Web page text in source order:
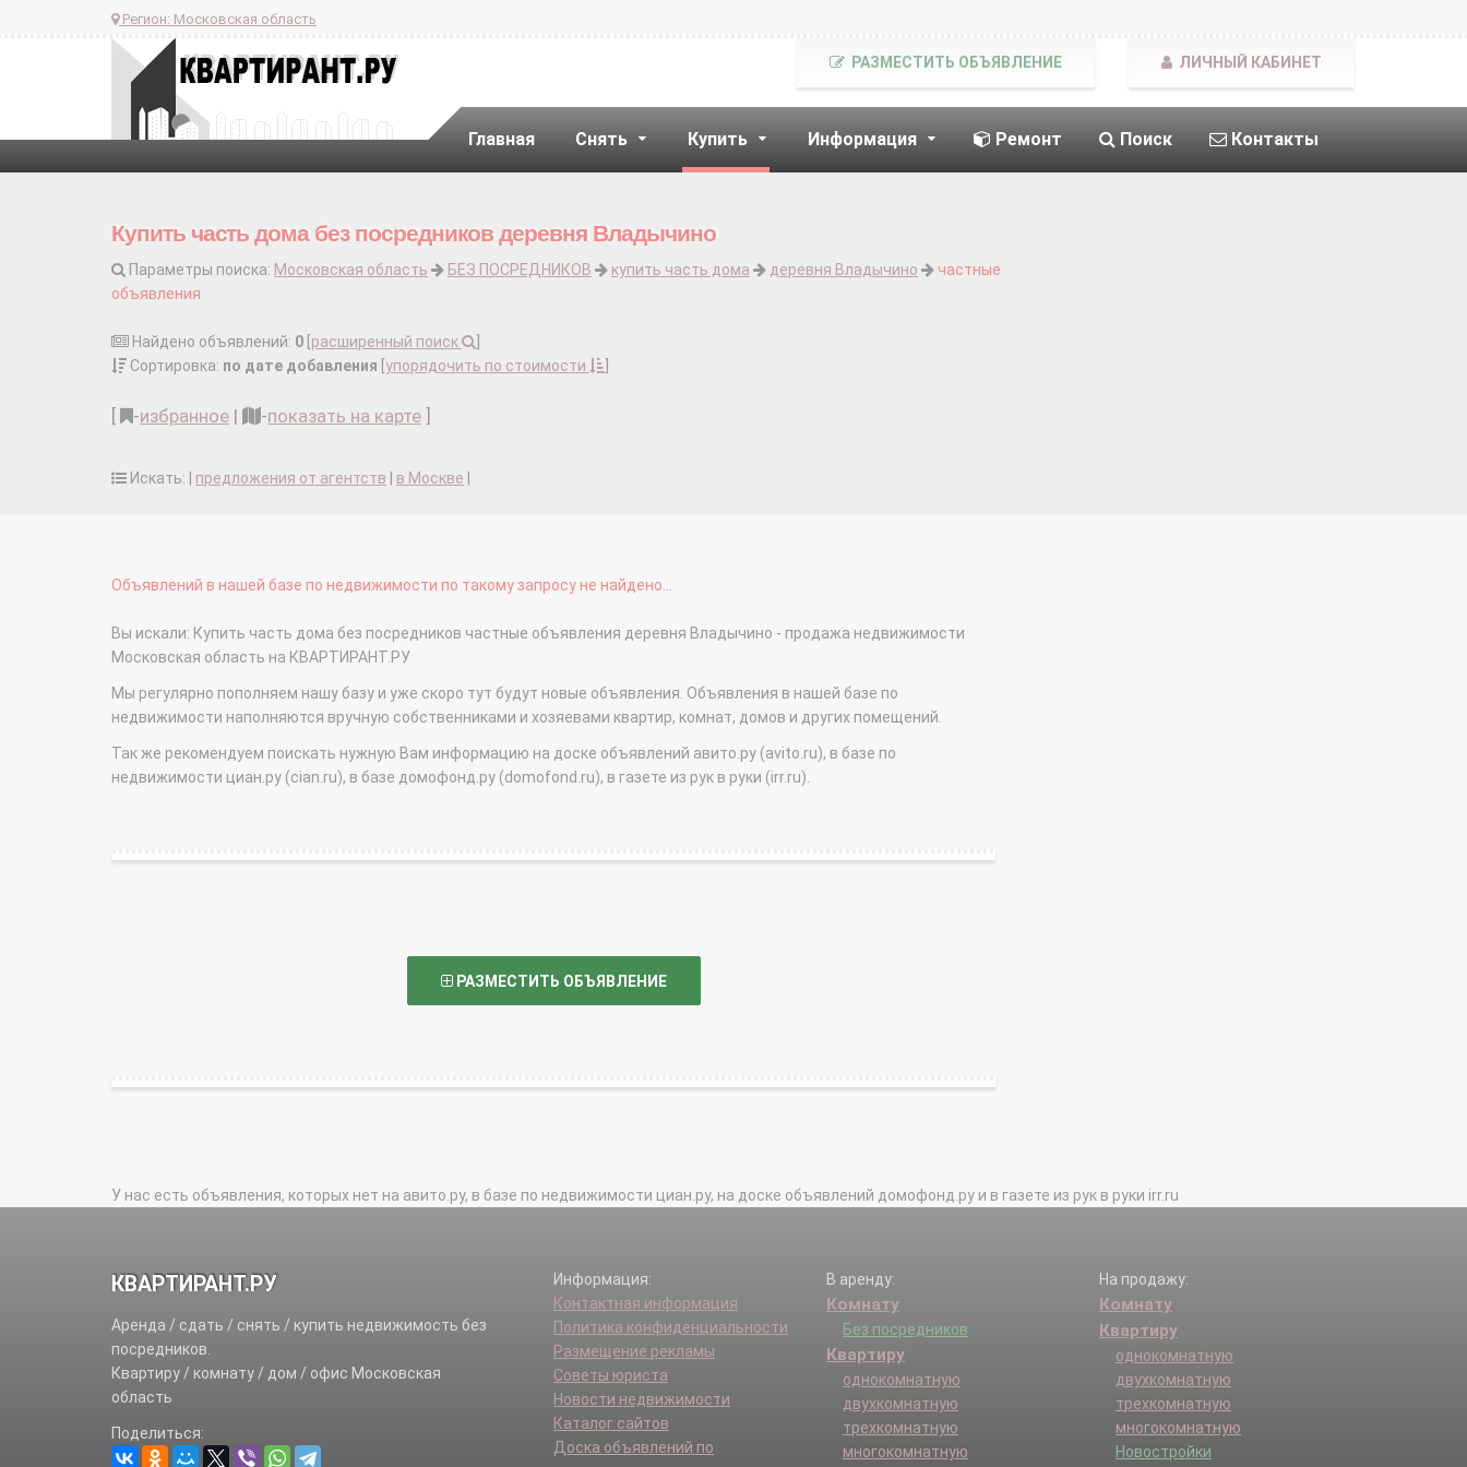
Регион: Московская область
Главная Снять Купить Информация Ремонт Поиск Контакты
РАЗМЕСТИТЬ ОБЪЯВЛЕНИЕ ЛИЧНЫЙ КАБИНЕТ
Купить часть дома без посредников деревня Владычино
Параметры поиска: Московская область БЕЗ ПОСРЕДНИКОВ купить часть дома деревня Владычино
частные
объявления
Найдено объявлений: 0 расширенный поиск
Сортировка: по дате добавления упорядочить по стоимости
-избранное | -показать на карте
Искать: | предложения от агентств в Москве
Объявлений в нашей базе по недвижимости по такому запросу не найдено...
Вы искали: Купить часть дома без посредников частные объявления деревня Владычино - продажа недвижимости
Московская область на КВАРТИРАНТ.РУ
Мы регулярно пополняем нашу базу и уже скоро тут будут новые объявления. Объявления в нашей базе по
недвижимости наполняются вручную собственниками и хозяевами квартир, комнат, домов и других помещений.
Так же рекомендуем поискать нужную Вам информацию на доске объявлений авито.ру (avito.ru), в базе по
недвижимости циан.ру (cian.ru), в базе домофонд.ру (domofond.ru), в газете из рук в руки (irr.ru).
РАЗМЕСТИТЬ ОБЪЯВЛЕНИЕ
У нас есть объявления, которых нет на авито.ру, в базе по недвижимости циан.ру, на доске объявлений домофонд.ру и в газете из рук в руки irr.ru
КВАРТИРАНТ.РУ
Аренда / сдать / снять / купить недвижимость без
посредников.
Квартиру / комнату / дом / офис Московская
область
Поделиться:
Информация:
Контактная информация
Политика конфиденциальности
Размещение рекламы
Советы юриста
Новости недвижимости
Каталог сайтов
Доска объявлений по
В аренду:
Комнату
Без посредников
Квартиру
однокомнатную
двухкомнатную
трехкомнатную
многокомнатную
На продажу:
Комнату
Квартиру
однокомнатную
двухкомнатную
трехкомнатную
многокомнатную
Новостройки